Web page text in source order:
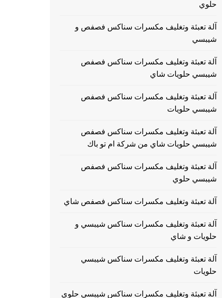
حلوي
آلة تعبئة وتغليف مكسرات سناكس فصفص و
شيبسي
آلة تعبئة وتغليف مكسرات سناكس فصفص
شيبسي حلويات شاي
آلة تعبئة وتغليف مكسرات سناكس فصفص
شيبسي حلويات
آلة تعبئة وتغليف مكسرات سناكس فصفص
شيبسي حلويات شاي من شركة ام تو باك
آلة تعبئة وتغليف مكسرات سناكس فصفص
شيبسي حلوي
آلة تعبئة وتغليف مكسرات سناكس فصفص شاي
آلة تعبئة وتغليف مكسرات سناكس شيبسي و
حلويات و شاي
آلة تعبئة وتغليف مكسرات سناكس شيبسي
حلويات
آلة تعبئة وتغليف مكسرات سناكس شيبسي حلوي